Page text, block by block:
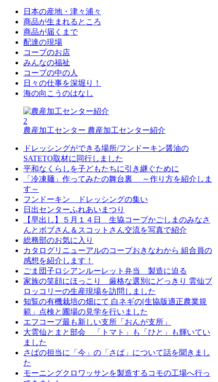
日本の産地・津々浦々
商品が生まれるところ
商品が届くまで
配達の現場
コープのお店
みんなの福祉
コープの中の人
日々の仕事を深堀り！
海の向こうのはなし
2
農産加工センター 農産加工センター紹介
ドレッシングができる場所/フンドーキン醤油の
SATETO取材に同行しました
平和なくらしを子どもたちに引き継ぐために
「冷凍麺」作ってみたの舞台裏 ～作り方を紹介しま
す～
フンドーキン ドレッシングの集い
日出センターふれあいまつり
【早出し】５月１４日 生協コープかごしまのみなさ
んとボブさん＆スコットさん交流を写真で紹介
総務部のお気に入り
カタログリニューアルのコープおきなわから 組合員の
感想を紹介します！
ごま団子ロシアンルーレット弁当 製造に迫る
家族の笑顔にほっこり 厳格な選別にどっきり 雲仙ブ
ロッコリーの生産現場を訪問しました
知覧の有機栽培の畑にて 白ネギの[生協版適正農業規
範」点検と圃場の見学を行いました
エフコープ最も新しい支所「おんが支所」
大雲仙とまと部会 「トマト」も「ひと」も輝いてい
ました
さばの担当に「今」の「さば」について話を聞きまし
た
モーニングクロワッサンを製造するコモの工場へ行っ